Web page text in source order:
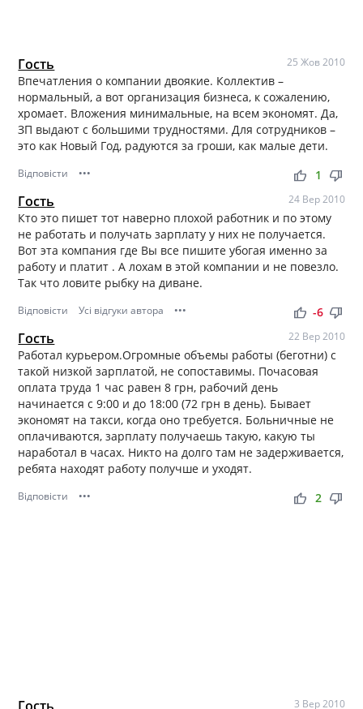
Гость 25 Жов 2010
Впечатления о компании двоякие. Коллектив –
нормальный, а вот организация бизнеса, к сожалению,
хромает. Вложения минимальные, на всем экономят. Да,
ЗП выдают с большими трудностями. Для сотрудников –
это как Новый Год, радуются за гроши, как малые дети.
Відповісти ••• thumb_up thumb_down
1
Гость 24 Вер 2010
Кто это пишет тот наверно плохой работник и по этому
не работать и получать зарплату у них не получается.
Вот эта компания где Вы все пишите убогая именно за
работу и платит . А лохам в этой компании и не повезло.
Так что ловите рыбку на диване.
Відповісти Усі відгуки автора ••• thumb_up thumb_down
-6
Гость 22 Вер 2010
Работал курьером.Огромные объемы работы (беготни) с
такой низкой зарплатой, не сопоставимы. Почасовая
оплата труда 1 час равен 8 грн, рабочий день
начинается с 9:00 и до 18:00 (72 грн в день). Бывает
экономят на такси, когда оно требуется. Больничные не
оплачиваются, зарплату получаешь такую, какую ты
наработал в часах. Никто на долго там не задерживается,
ребята находят работу получше и уходят.
Відповісти ••• thumb_up thumb_down
2
3 Вер 2010